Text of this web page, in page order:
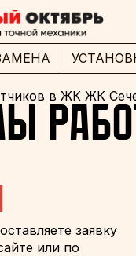
в ЖК ЖК
заявку
или по